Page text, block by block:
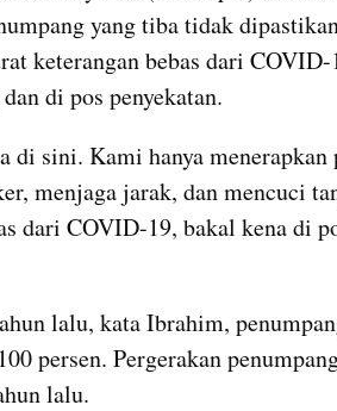
yang tiba tidak
keterangan bebas dari
di pos penyekatan.
di sini. Kami hanya
menjaga jarak, dan mencuci
dari COVID-19, bakal kena di
lalu, kata Ibrahim,
persen. Pergerakan
lalu.